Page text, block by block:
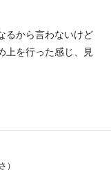
るから言わないけど
上を行った感じ、見
）